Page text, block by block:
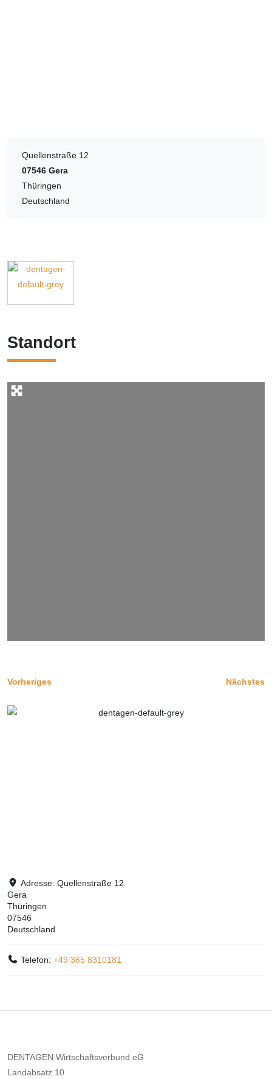
Quellenstraße 12
07546 Gera
Thüringen
Deutschland
Standort
Vorheriges Nächstes
Adresse:Quellenstraße 12
Gera
Thüringen
07546
Deutschland
Telefon:+49 365 8310181
DENTAGEN Wirtschaftsverbund eG
Landabsatz 10